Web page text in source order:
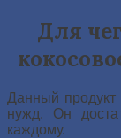
Для
Данный продукт
нужд. Он
каждому.